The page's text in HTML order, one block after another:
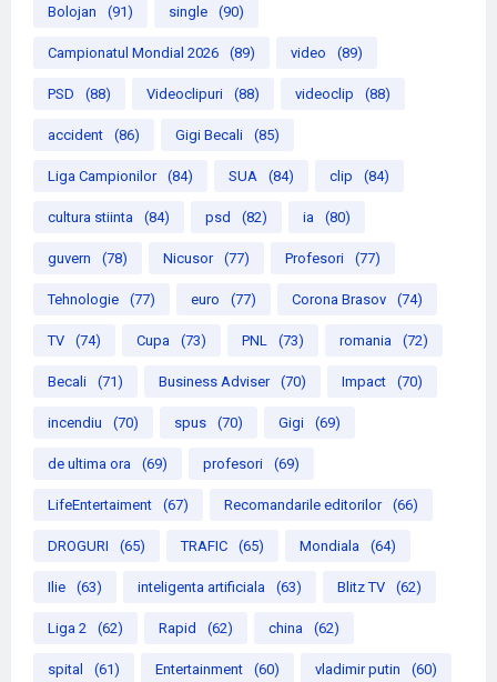
Bolojan (91) single (90)
Campionatul Mondial 2026 (89) video (89)
PSD (88) Videoclipuri (88) videoclip (88)
accident (86) Gigi Becali (85)
Liga Campionilor (84) SUA (84) clip (84)
cultura stiinta (84) psd (82) ia (80)
guvern (78) Nicusor (77) Profesori (77)
Tehnologie (77) euro (77) Corona Brasov (74)
TV (74) Cupa (73) PNL (73) romania (72)
Becali (71) Business Adviser (70) Impact (70)
incendiu (70) spus (70) Gigi (69)
de ultima ora (69) profesori (69)
LifeEntertaiment (67) Recomandarile editorilor (66)
DROGURI (65) TRAFIC (65) Mondiala (64)
Ilie (63) inteligenta artificiala (63) Blitz TV (62)
Liga 2 (62) Rapid (62) china (62)
spital (61) Entertainment (60) vladimir putin (60)